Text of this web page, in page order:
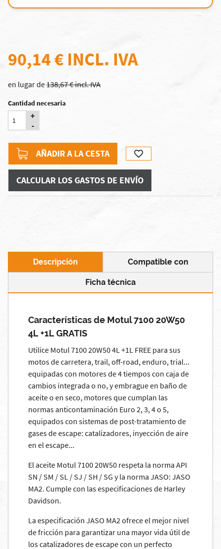
90,14 € INCL. IVA
en lugar de138,67 € incl. IVA
Cantidad necesaria
+
-
AÑADIR A LA CESTA
CALCULAR LOS GASTOS DE ENVÍO
Descripción Compatible con
Ficha técnica
Características de Motul 7100 20W50
4L +1L GRATIS
Utilice Motul 7100 20W50 4L +1L FREE para sus
motos de carretera, trail, off-road, enduro, trial...
equipadas con motores de 4 tiempos con caja de
cambios integrada o no, y embrague en baño de
aceite o en seco, motores que cumplan las
normas anticontaminación Euro 2, 3, 4 o 5,
equipados con sistemas de post-tratamiento de
gases de escape: catalizadores, inyección de aire
en el escape...
El aceite Motul 7100 20W50 respeta la norma API
SN / SM / SL / SJ / SH / SG y la norma JASO: JASO
MA2. Cumple con las especificaciones de Harley
Davidson.
La especificación JASO MA2 ofrece el mejor nivel
de fricción para garantizar una mayor vida útil de
los catalizadores de escape con un perfecto